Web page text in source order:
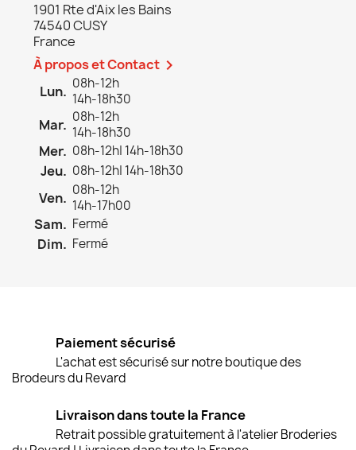
1901 Rte d'Aix les Bains
74540 CUSY
France
À propos et Contact 
Lun. 08h-12h
14h-18h30
Mar. 08h-12h
14h-18h30
Mer. 08h-12h| 14h-18h30
Jeu. 08h-12h| 14h-18h30
Ven. 08h-12h
14h-17h00
Sam. Fermé
Dim. Fermé
Paiement sécurisé
L'achat est sécurisé sur notre boutique des
Brodeurs du Revard
Livraison dans toute la France
Retrait possible gratuitement à l'atelier Broderies